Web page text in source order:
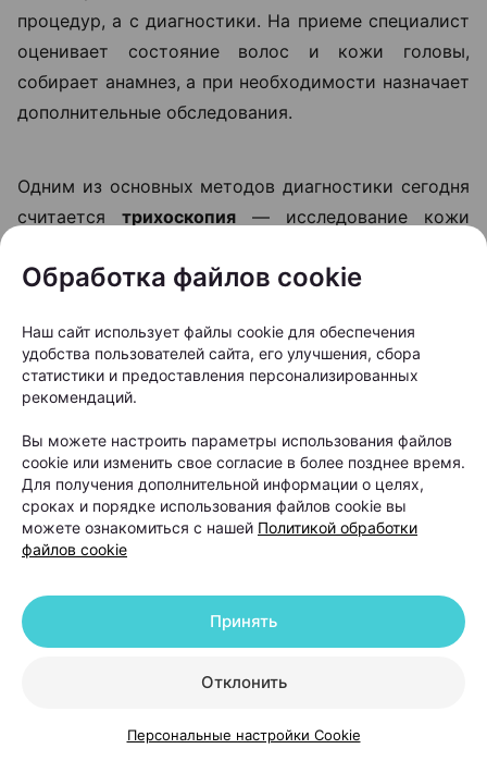
Столкнувшись с выпадением волос, многие
начинают искать решение самостоятельно:
покупают шампуни, сыворотки, витамины и БАДы.
Однако такой подход далеко не всегда дает
В такой ситуации даже качественный уход не
способен устранить основную причину проблемы.
Поэтому лечение обычно начинается не с
процедур, а с диагностики. На приеме специалист
дополнительные обследования.
Обработка файлов cookie
Наш сайт использует файлы cookie для обеспечения
удобства пользователей сайта, его улучшения, сбора
статистики и предоставления персонализированных
рекомендаций.
Вы можете настроить параметры использования файлов
cookie или изменить свое согласие в более позднее время.
Для получения дополнительной информации о целях,
сроках и порядке использования файлов cookie вы
можете ознакомиться с нашей Политикой обработки
файлов cookie
Отклонить
Принять
Персональные настройки Cookie